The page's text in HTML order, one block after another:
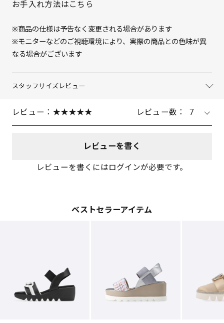
25cm △ 残りわずか
お手入れ方法はこちら
※商品の仕様は予告なく変更される場合があります
※モニターなどのご視聴環境により、実際の商品との色味が異
なる場合がございます
スタッフサイズレビュー
レビュー： レビュー数： 7
レビューを書く
レビューを書くにはログインが必要です。
ベストセラーアイテム